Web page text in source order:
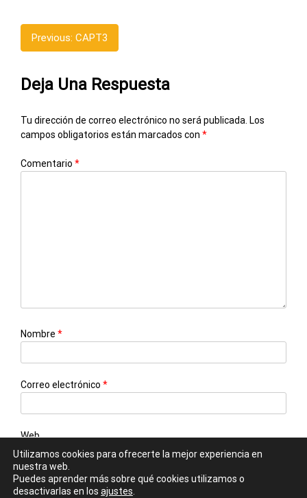
Previous: CAPT3
Deja Una Respuesta
Tu dirección de correo electrónico no será publicada. Los
campos obligatorios están marcados con *
Comentario *
Nombre *
Correo electrónico *
Web
Guarda mi nombre, correo electrónico y web en este
Utilizamos cookies para ofrecerte la mejor experiencia en
nuestra web.
Puedes aprender más sobre qué cookies utilizamos o
desactivarlas en los ajustes